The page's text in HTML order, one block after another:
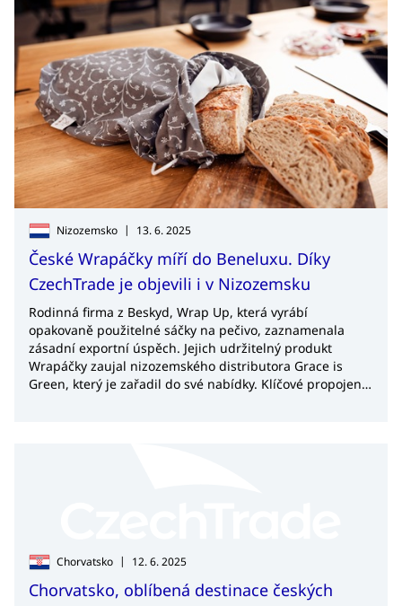
Nizozemsko | 13. 6. 2025
České Wrapáčky míří do Beneluxu. Díky
CzechTrade je objevili i v Nizozemsku
Rodinná firma z Beskyd, Wrap Up, která vyrábí
opakovaně použitelné sáčky na pečivo, zaznamenala
zásadní exportní úspěch. Jejich udržitelný produkt
Wrapáčky zaujal nizozemského distributora Grace is
Green, který je zařadil do své nabídky. Klíčové propojení
Chorvatsko | 12. 6. 2025
Chorvatsko, oblíbená destinace českých